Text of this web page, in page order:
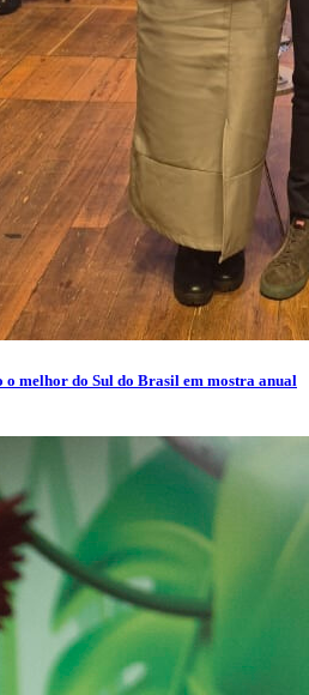
o melhor do Sul do Brasil em mostra anual